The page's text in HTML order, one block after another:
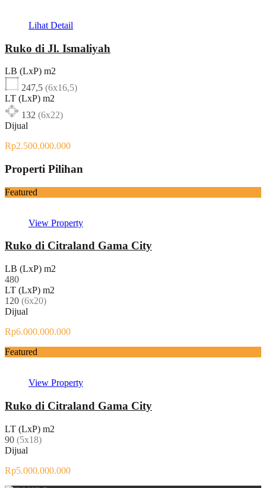
Lihat Detail
Ruko di Jl. Ismaliyah
LB (LxP) m2
247,5 (6x16,5)
LT (LxP) m2
132 (6x22)
Dijual
Rp2.500.000.000
Properti Pilihan
Featured
View Property
Ruko di Citraland Gama City
LB (LxP) m2
480
LT (LxP) m2
120 (6x20)
Dijual
Rp6.000.000.000
Featured
View Property
Ruko di Citraland Gama City
LT (LxP) m2
90 (5x18)
Dijual
Rp5.000.000.000